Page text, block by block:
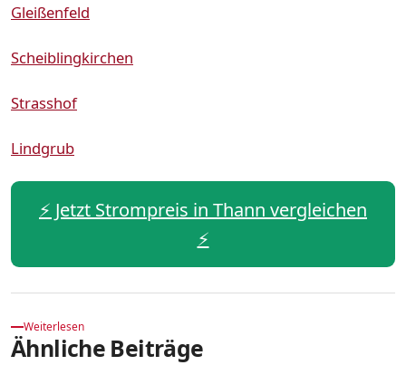
Gleißenfeld
Scheiblingkirchen
Strasshof
Lindgrub
⚡️ Jetzt Strompreis in Thann vergleichen
⚡️
Weiterlesen
Ähnliche Beiträge